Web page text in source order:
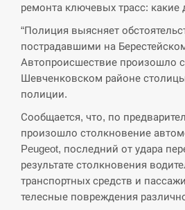
Поставки ракет для ПВО
хотя у партнеров они…
СЕРПЕНЬ
14:10
У Румунії затоплять чотири
збільшення потоку води
СЕРПЕНЬ
13:53
В Москве пожаловались на
дронов Украины
ремонта ключевых трасс: какие
“Полиция выясняет
пострадавшими на
Автопроисшествие произошло
Шевченковском районе
полиции.
Сообщается, что, по
произошло столкновение
Peugeot, последний от удара
результате столкновения
транспортных средств и
телесные повреждения